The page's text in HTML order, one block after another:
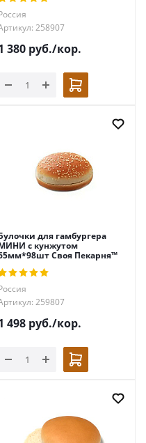
258907
380 руб./кор.
для гамбургера
с кунжутом
Своя Пекарня™
259807
498 руб./кор.